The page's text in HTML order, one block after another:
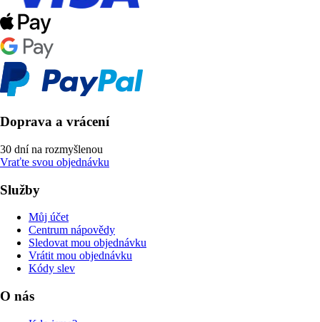
Doprava a vrácení
30 dní na rozmyšlenou
Vraťte svou objednávku
Služby
Můj účet
Centrum nápovědy
Sledovat mou objednávku
Vrátit mou objednávku
Kódy slev
O nás